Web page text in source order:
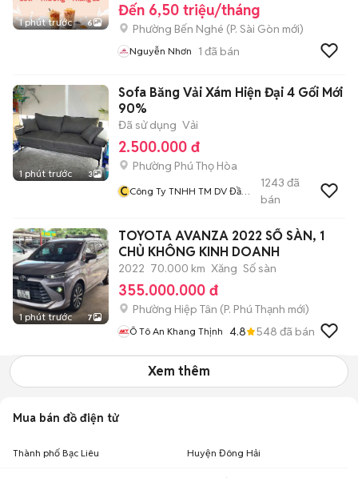
1 phút trước 6
Đến 6,50 triệu/tháng
Phường Bến Nghé (P. Sài Gòn mới)
Nguyễn Nhơn 1 đã bán
1 phút trước 3
Sofa Băng Vải Xám Hiện Đại 4 Gối Mới
90%
Đã sử dụng Vải
2.500.000 đ
Phường Phú Thọ Hòa
CCông Ty TNHH TM DV Đầu
1243 đã
bán
1 phút trước 7
TOYOTA AVANZA 2022 SỐ SÀN, 1
CHỦ KHÔNG KINH DOANH
2022 70.000 km Xăng Số sàn
355.000.000 đ
Phường Hiệp Tân (P. Phú Thạnh mới)
Ô Tô An Khang Thịnh 4.8 548 đã bán
Xem thêm
Mua bán đồ điện tử
Thành phố Bạc Liêu Huyện Đông Hải